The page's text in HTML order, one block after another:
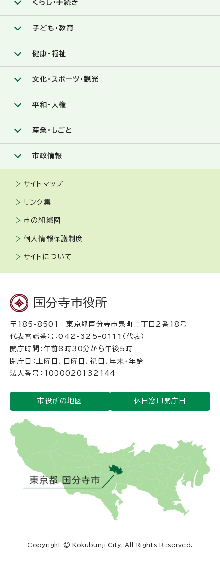
くらし・手続き
子ども・教育
健康・福祉
文化・スポーツ・観光
平和・人権
産業・しごと
市政情報
サイトマップ
リンク集
市の組織図
個人情報保護制度
サイトについて
国分寺市役所
〒185-8501 東京都国分寺市泉町二丁目2番18号
代表電話番号：042-325-0111（代表）
開庁時間：午前8時30分から午後5時
閉庁日：土曜日、日曜日、祝日、年末・年始
法人番号：1000020132144
市役所の地図 休日窓口開庁日
Copyright © Kokubunji City, All Rights Reserved.